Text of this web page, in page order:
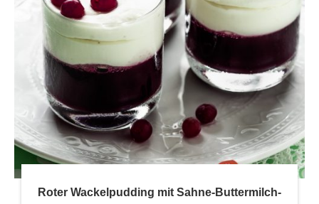
Roter Wackelpudding mit Sahne-Buttermilch-